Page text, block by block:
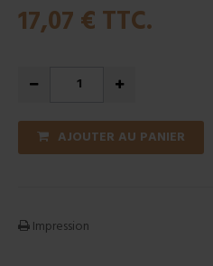
17,07 € TTC.
AJOUTER AU PANIER
Impression